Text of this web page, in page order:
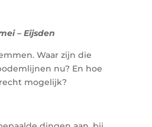
– Eijsden
Waar zijn die
nu? En hoe
mogelijk?